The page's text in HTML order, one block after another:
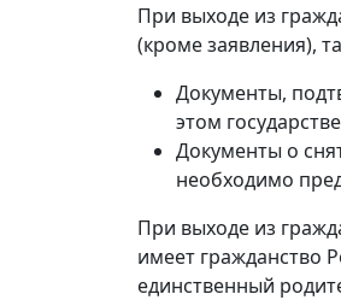
При выходе из
(кроме заявления),
Документы,
этом
Документы о
необходимо
При выходе из
имеет гражданство
единственный